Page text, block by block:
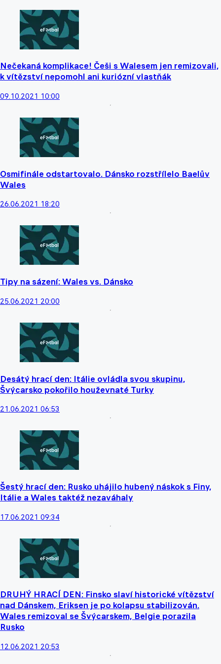
Nečekaná komplikace! Češi s Walesem jen remizovali,
k vítězství nepomohl ani kuriózní vlastňák
09.10.2021 10:00
Osmifinále odstartovalo. Dánsko rozstřílelo Baelův
Wales
26.06.2021 18:20
Tipy na sázení: Wales vs. Dánsko
25.06.2021 20:00
Desátý hrací den: Itálie ovládla svou skupinu,
Švýcarsko pokořilo houževnaté Turky
21.06.2021 06:53
Šestý hrací den: Rusko uhájilo hubený náskok s Finy,
Itálie a Wales taktéž nezaváhaly
17.06.2021 09:34
DRUHÝ HRACÍ DEN: Finsko slaví historické vítězství
nad Dánskem, Eriksen je po kolapsu stabilizován.
Wales remizoval se Švýcarskem, Belgie porazila
Rusko
12.06.2021 20:53